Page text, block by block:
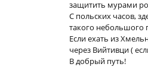
защитить мурами
С польских часов,
такого небольшого
Если ехать из
через Вийтивци (
В добрый путь!